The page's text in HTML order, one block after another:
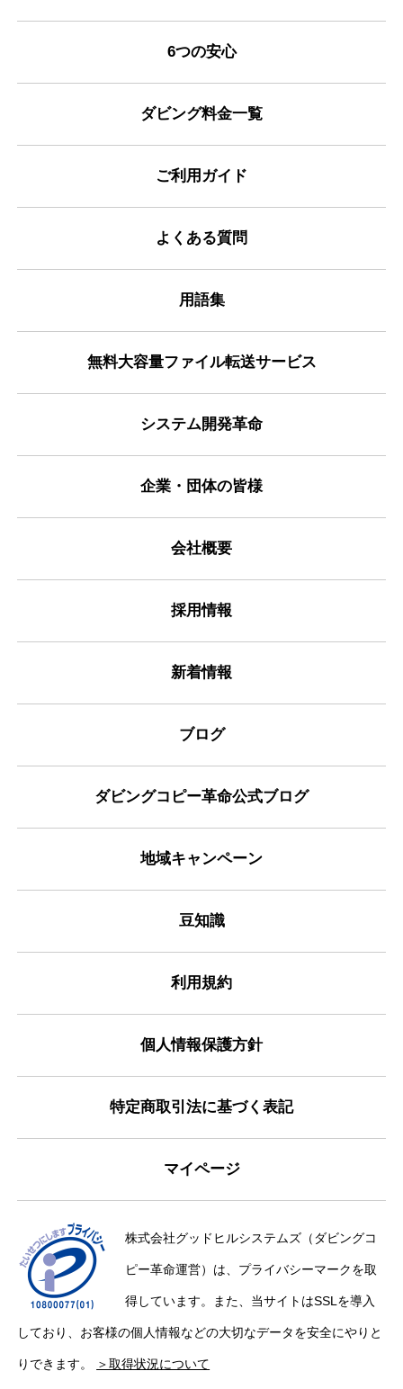
6つの安心
ダビング料金一覧
ご利用ガイド
よくある質問
用語集
無料大容量ファイル転送サービス
システム開発革命
企業・団体の皆様
会社概要
採用情報
新着情報
ブログ
ダビングコピー革命公式ブログ
地域キャンペーン
豆知識
利用規約
個人情報保護方針
特定商取引法に基づく表記
マイページ
株式会社グッドヒルシステムズ（ダビングコ
ピー革命運営）は、プライバシーマークを取
得しています。また、当サイトはSSLを導入
しており、お客様の個人情報などの大切なデータを安全にやりと
りできます。 ＞取得状況について